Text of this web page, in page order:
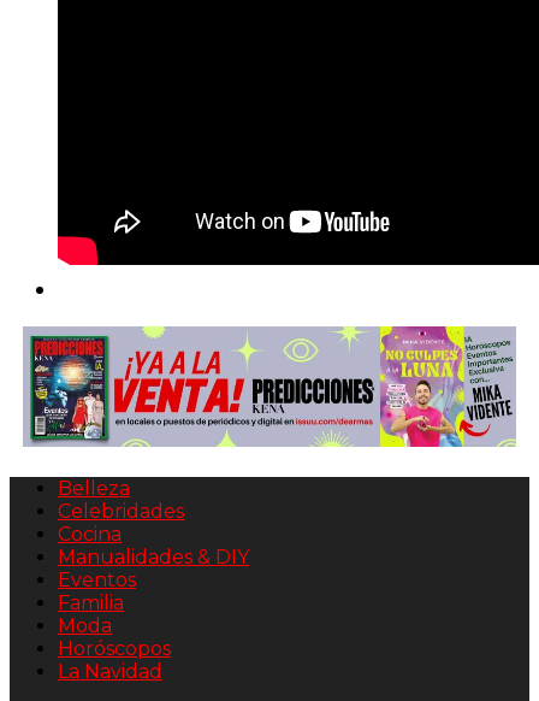
Belleza
Celebridades
Cocina
Manualidades & DIY
Eventos
Familia
Moda
Horóscopos
La Navidad